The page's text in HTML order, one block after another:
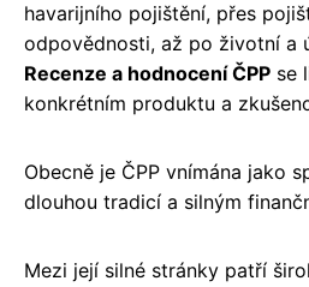
havarijního pojištění, přes
odpovědnosti, až po životní a
Recenze a hodnocení ČPP se
konkrétním produktu a
Obecně je ČPP vnímána jako
dlouhou tradicí a silným
Mezi její silné stránky patří